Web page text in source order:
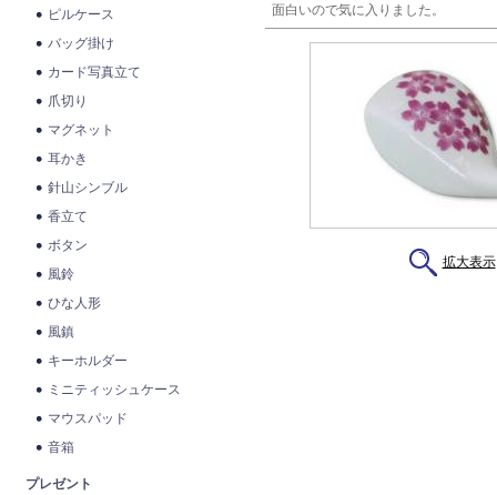
ピルケース
バッグ掛け
カード写真立て
爪切り
マグネット
耳かき
針山シンブル
香立て
ボタン
風鈴
ひな人形
風鎮
キーホルダー
ミニティッシュケース
マウスパッド
音箱
プレゼント
面白いので気に入りました。
拡大表示